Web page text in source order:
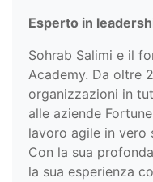
Esperto in
Sohrab Salimi e il
Academy. Da oltre
organizzazioni in
alle aziende
lavoro agile in vero
Con la sua
la sua esperienza